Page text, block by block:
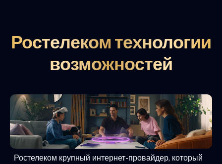
Ростелеком технологии
возможностей
Ростелеком крупный интернет-провайдер, который